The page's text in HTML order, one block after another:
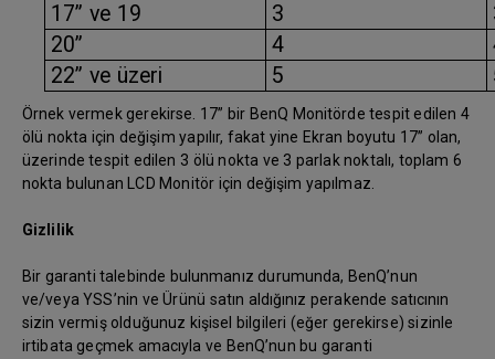
17” ve 19
3
20”
4
22” ve üzeri
5
Örnek vermek gerekirse. 17” bir BenQ Monitörde tespit edilen 4
ölü nokta için değişim yapılır, fakat yine Ekran boyutu 17” olan,
üzerinde tespit edilen 3 ölü nokta ve 3 parlak noktalı, toplam 6
nokta bulunan LCD Monitör için değişim yapılmaz.
Gizlilik
Bir garanti talebinde bulunmanız durumunda, BenQ’nun
ve/veya YSS’nin ve Ürünü satın aldığınız perakende satıcının
sizin vermiş olduğunuz kişisel bilgileri (eğer gerekirse) sizinle
irtibata geçmek amacıyla ve BenQ’nun bu garanti